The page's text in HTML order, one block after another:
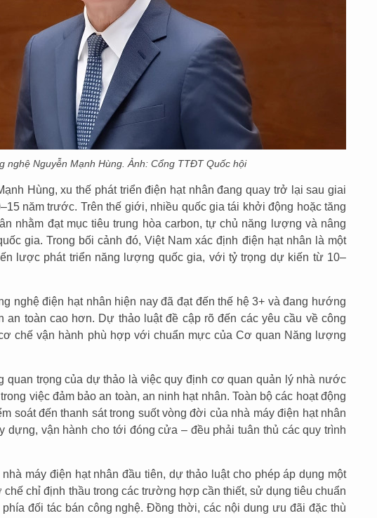
nghệ Nguyễn Mạnh Hùng. Ảnh: Cổng TTĐT Quốc hội
Hùng, xu thế phát triển điện hạt nhân đang quay trở lại sau giai
năm trước. Trên thế giới, nhiều quốc gia tái khởi động hoặc tăng
nhằm đạt mục tiêu trung hòa carbon, tự chủ năng lượng và nâng
gia. Trong bối cảnh đó, Việt Nam xác định điện hạt nhân là một
lược phát triển năng lượng quốc gia, với tỷ trọng dự kiến từ 10–
nghệ điện hạt nhân hiện nay đã đạt đến thế hệ 3+ và đang hướng
an toàn cao hơn. Dự thảo luật đề cập rõ đến các yêu cầu về công
chế vận hành phù hợp với chuẩn mực của Cơ quan Năng lượng
quan trọng của dự thảo là việc quy định cơ quan quản lý nhà nước
việc đảm bảo an toàn, an ninh hạt nhân. Toàn bộ các hoạt động
soát đến thanh sát trong suốt vòng đời của nhà máy điện hạt nhân
dựng, vận hành cho tới đóng cửa – đều phải tuân thủ các quy trình
máy điện hạt nhân đầu tiên, dự thảo luật cho phép áp dụng một
chỉ định thầu trong các trường hợp cần thiết, sử dụng tiêu chuẩn
đối tác bán công nghệ. Đồng thời, các nội dung ưu đãi đặc thù